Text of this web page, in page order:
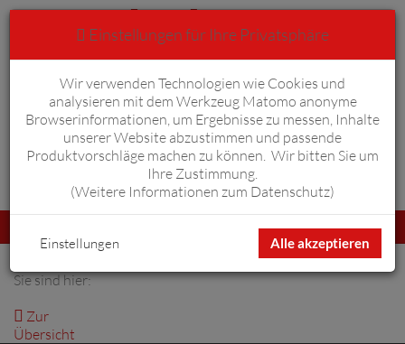
Anmelden Warenkorb 0
umschalten
Sie sind hier:
Zur
Übersicht
Einstellungen für Ihre Privatsphäre
Wir verwenden Technologien wie Cookies und
analysieren mit dem Werkzeug Matomo anonyme
Browserinformationen, um Ergebnisse zu messen, Inhalte
unserer Website abzustimmen und passende
Produktvorschläge machen zu können. Wir bitten Sie um
Ihre Zustimmung.
(Weitere Informationen zum Datenschutz)
Alle akzeptieren
Einstellungen